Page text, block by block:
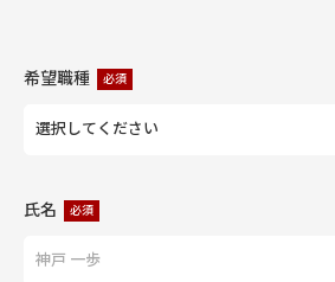
希望職種 必須
氏名 必須